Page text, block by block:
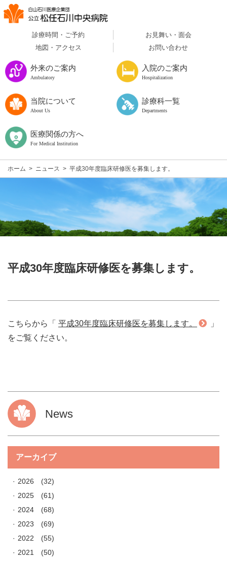
診療時間・ご予約
お見舞い・面会
地図・アクセス
お問い合わせ
外来のご案内
Ambulatory
入院のご案内
Hospitalization
当院について
About Us
診療科一覧
Departments
医療関係の方へ
For Medical Institution
ホーム > ニュース > 平成30年度臨床研修医を募集します。
News
アーカイブ
2026
(32)
2025
(61)
2024
(68)
2023
(69)
2022
(55)
2021
(50)
平成30年度臨床研修医を募集します。
こちらから「 平成30年度臨床研修医を募集します。
」
をご覧ください。